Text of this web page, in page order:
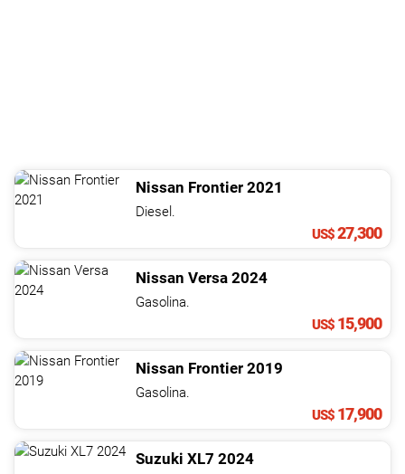
Nissan Frontier 2021
Diesel.
US$27,300
Nissan Versa 2024
Gasolina.
US$ 15,900
Nissan Frontier 2019
Gasolina.
US$ 17,900
Suzuki XL7 2024